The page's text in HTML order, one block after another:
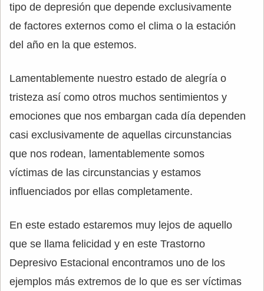
tipo de depresión que depende exclusivamente
de factores externos como el clima o la estación
del año en la que estemos.
Lamentablemente nuestro estado de alegría o
tristeza así como otros muchos sentimientos y
emociones que nos embargan cada día dependen
casi exclusivamente de aquellas circunstancias
que nos rodean, lamentablemente somos
víctimas de las circunstancias y estamos
influenciados por ellas completamente.
En este estado estaremos muy lejos de aquello
que se llama felicidad y en este Trastorno
Depresivo Estacional encontramos uno de los
ejemplos más extremos de lo que es ser víctimas